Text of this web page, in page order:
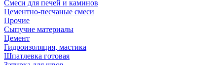
Смеси для печей и каминов
Цементно-песчаные смеси
Прочие
Сыпучие материалы
Цемент
Гидроизоляция, мастика
Шпатлевка готовая